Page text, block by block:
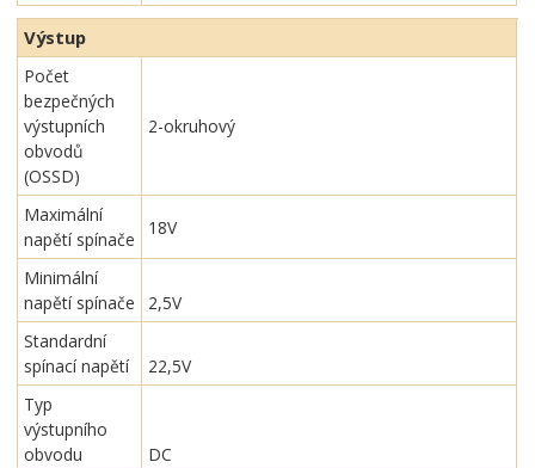
Výstup
Počet
bezpečných
výstupních
obvodů
(OSSD)
2-okruhový
Maximální
napětí spínače
18V
Minimální
napětí spínače
2,5V
Standardní
spínací napětí
22,5V
Typ
výstupního
obvodu
DC